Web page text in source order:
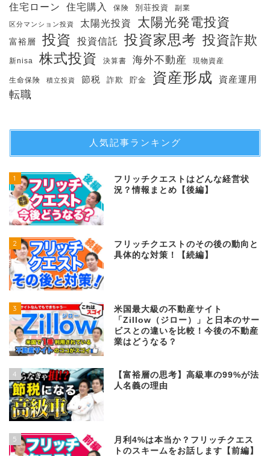
住宅ローン 住宅購入 保険 別荘投資 副業
区分マンション投資 太陽光投資 太陽光発電投資
富裕層 投資 投資信託 投資家思考 投資詐欺
新nisa 株式投資 決算書 海外不動産 現物資産
生命保険 積立投資 節税 詐欺 貯金 資産形成 資産運用
転職
人気記事ランキング
1
フリッチクエストはどんな経営状
況？情報まとめ【後編】
2
フリッチクエストのその後の動向と
具体的な対策！【続編】
3
米国最大級の不動産サイト
「Zillow（ジロー）」と日本のサー
ビスとの違いを比較！今後の不動産
業はどうなる？
4
【富裕層の思考】高級車の99%が法
人名義の理由
5
月利4%は本当か？フリッチクエス
トのスキームをお話します【前編】